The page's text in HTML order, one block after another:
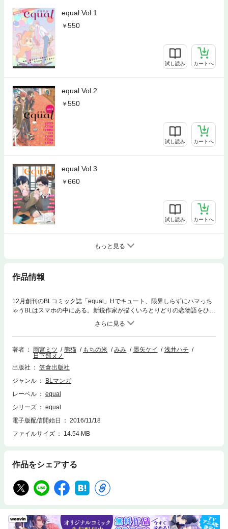
equal Vol.1
550
試し読み カートへ
equal Vol.2
550
試し読み カートへ
equal Vol.3
660
試し読み カートへ
もっと見る
作品情報
12月創刊のBLコミック誌「equal」Hでキュート、限界しらずにハマっち
ゃうBLはスマホの中にある。新鋭作家が描くいろとりどりの恋物語をひと
著者 雨宮ミツ 熊猫 もちの米 みみ 墨矢ケイ
浅井ハチ
日下部ヌノ
出版社
笠倉出版社
ジャンル
BLマンガ
レーベル
equal
シリーズ
equal
電子版配信開始日
2016/11/18
ファイルサイズ
14.54 MB
作品をシェアする